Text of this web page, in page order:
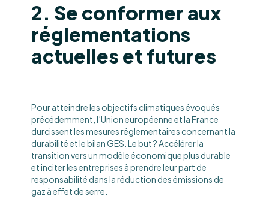
2. Se conformer aux
réglementations
actuelles et futures
Pour atteindre les objectifs climatiques évoqués
précédemment, l’Union européenne et la France
durcissent les mesures réglementaires concernant la
durabilité et le bilan GES. Le but ? Accélérer la
transition vers un modèle économique plus durable
et inciter les entreprises à prendre leur part de
responsabilité dans la réduction des émissions de
gaz à effet de serre.